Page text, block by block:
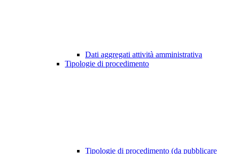
Dati aggregati attività amministrativa
Tipologie di procedimento
Tipologie di procedimento (da pubblicare